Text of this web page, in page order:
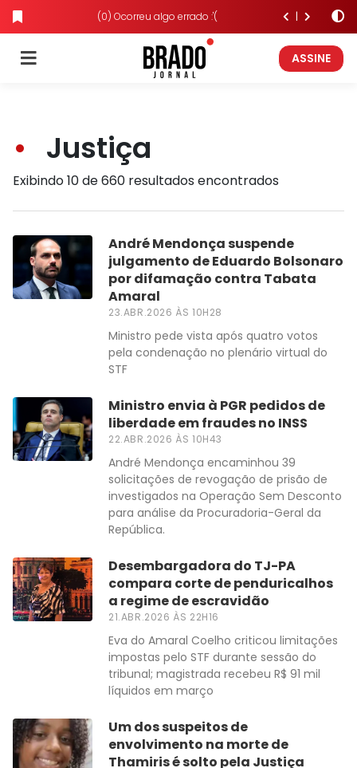
(0) Ocorreu algo errado :'(
ASSINE
Justiça
Exibindo 10 de 660 resultados encontrados
André Mendonça suspende
julgamento de Eduardo Bolsonaro
por difamação contra Tabata
Amaral
23.ABR.2026 ÀS 10H28
Ministro pede vista após quatro votos
pela condenação no plenário virtual do
STF
Ministro envia à PGR pedidos de
liberdade em fraudes no INSS
22.ABR.2026 ÀS 10H43
André Mendonça encaminhou 39
solicitações de revogação de prisão de
investigados na Operação Sem Desconto
para análise da Procuradoria-Geral da
República.
Desembargadora do TJ-PA
compara corte de penduricalhos
a regime de escravidão
21.ABR.2026 ÀS 22H16
Eva do Amaral Coelho criticou limitações
impostas pelo STF durante sessão do
tribunal; magistrada recebeu R$ 91 mil
líquidos em março
Um dos suspeitos de
envolvimento na morte de
Thamiris é solto pela Justiça